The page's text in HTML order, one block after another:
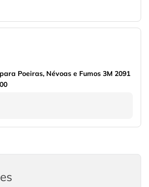
Poeiras, Névoas e Fumos 3M 2091